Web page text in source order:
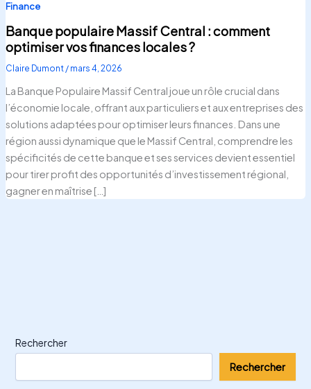
Finance
Banque populaire Massif Central : comment
optimiser vos finances locales ?
Claire Dumont / mars 4, 2026
La Banque Populaire Massif Central joue un rôle crucial dans
l’économie locale, offrant aux particuliers et aux entreprises des
solutions adaptées pour optimiser leurs finances. Dans une
région aussi dynamique que le Massif Central, comprendre les
spécificités de cette banque et ses services devient essentiel
pour tirer profit des opportunités d’investissement régional,
gagner en maîtrise […]
Rechercher
Rechercher